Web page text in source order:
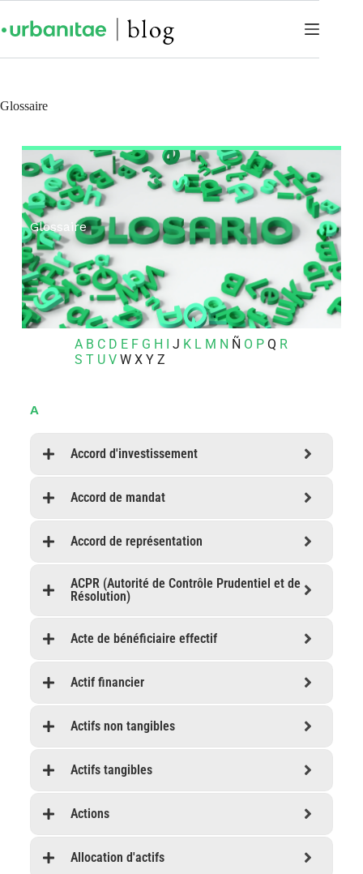
Glossaire
Glossaire
A B C D E F G H I J K L M N Ñ O P Q R
S T U V W X Y Z
A
Accord d'investissement
Accord de mandat
Accord de représentation
ACPR (Autorité de Contrôle Prudentiel et de
Résolution)
Acte de bénéficiaire effectif
Actif financier
Actifs non tangibles
Actifs tangibles
Actions
Allocation d'actifs